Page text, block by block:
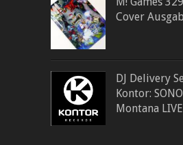
Cover
DJ Delivery
Kontor:
Montana LIVE